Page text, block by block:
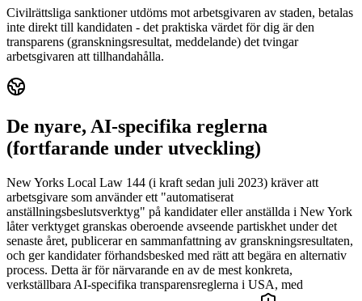
Civilrättsliga sanktioner utdöms mot arbetsgivaren av staden, betalas
inte direkt till kandidaten - det praktiska värdet för dig är den
transparens (granskningsresultat, meddelande) det tvingar
arbetsgivaren att tillhandahålla.
De nyare, AI-specifika reglerna
(fortfarande under utveckling)
New Yorks Local Law 144 (i kraft sedan juli 2023) kräver att
arbetsgivare som använder ett "automatiserat
anställningsbeslutsverktyg" på kandidater eller anställda i New York
låter verktyget granskas oberoende avseende partiskhet under det
senaste året, publicerar en sammanfattning av granskningsresultaten,
och ger kandidater förhandsbesked med rätt att begära en alternativ
process. Detta är för närvarande en av de mest konkreta,
verkställbara AI-specifika transparensreglerna i USA, med